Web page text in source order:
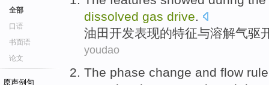
全部
口语
书面语
论文
原声例句
dissolved gas drive.
油田开发表现的特征与溶解气驱
youdao
The phase change and flow rule